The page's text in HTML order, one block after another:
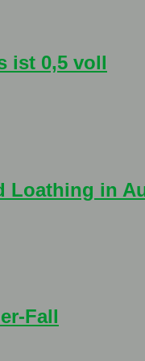
ist 0,5 voll
Loathing in
Fall